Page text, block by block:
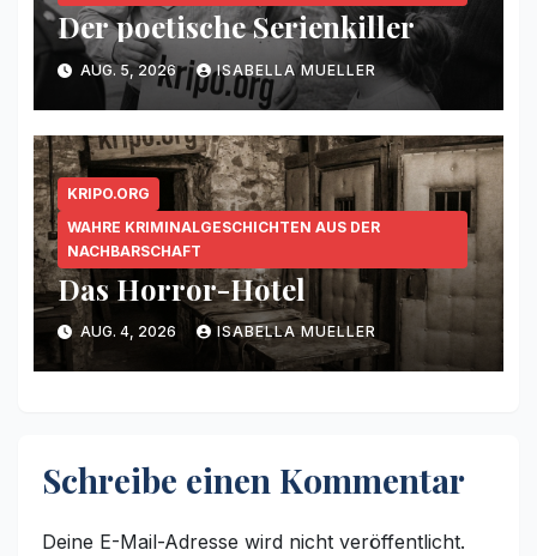
Der poetische Serienkiller
AUG. 5, 2026 ISABELLA MUELLER
KRIPO.ORG
WAHRE KRIMINALGESCHICHTEN AUS DER
NACHBARSCHAFT
Das Horror-Hotel
AUG. 4, 2026 ISABELLA MUELLER
Schreibe einen Kommentar
Deine E-Mail-Adresse wird nicht veröffentlicht.